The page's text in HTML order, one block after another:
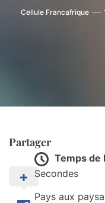
Cellule Francafrique
Partager
Temps de
Secondes
Pays aux